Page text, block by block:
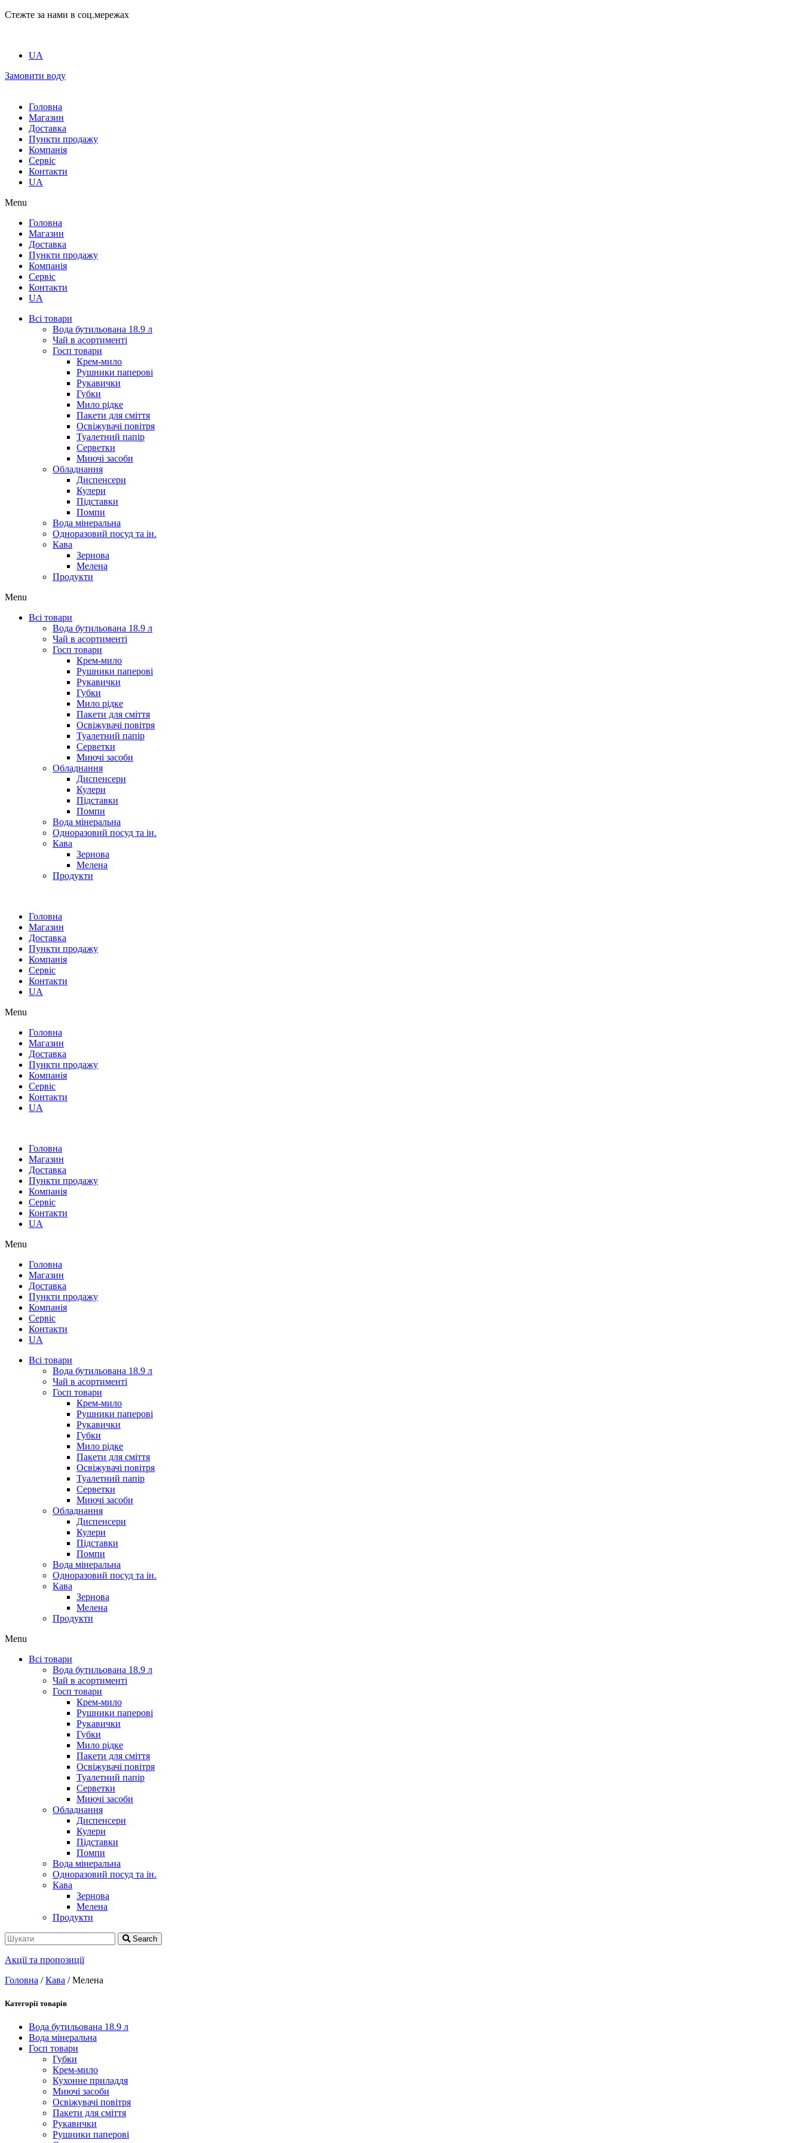
Стежте за нами в соц.мережах
UA
Замовити воду
Головна
Магазин
Доставка
Пункти продажу
Компанія
Сервіс
Контакти
UA
Menu
Головна
Магазин
Доставка
Пункти продажу
Компанія
Сервіс
Контакти
UA
Всі товари
Вода бутильована 18.9 л
Чай в асортименті
Госп товари
Крем-мило
Рушники паперові
Рукавички
Губки
Мило рідке
Пакети для сміття
Освіжувачі повітря
Туалетний папір
Серветки
Миючі засоби
Обладнання
Диспенсери
Кулери
Підставки
Помпи
Вода мінеральна
Одноразовий посуд та ін.
Кава
Зернова
Мелена
Продукти
Menu
Всі товари
Вода бутильована 18.9 л
Чай в асортименті
Госп товари
Крем-мило
Рушники паперові
Рукавички
Губки
Мило рідке
Пакети для сміття
Освіжувачі повітря
Туалетний папір
Серветки
Миючі засоби
Обладнання
Диспенсери
Кулери
Підставки
Помпи
Вода мінеральна
Одноразовий посуд та ін.
Кава
Зернова
Мелена
Продукти
Головна
Магазин
Доставка
Пункти продажу
Компанія
Сервіс
Контакти
UA
Menu
Головна
Магазин
Доставка
Пункти продажу
Компанія
Сервіс
Контакти
UA
Головна
Магазин
Доставка
Пункти продажу
Компанія
Сервіс
Контакти
UA
Menu
Головна
Магазин
Доставка
Пункти продажу
Компанія
Сервіс
Контакти
UA
Всі товари
Вода бутильована 18.9 л
Чай в асортименті
Госп товари
Крем-мило
Рушники паперові
Рукавички
Губки
Мило рідке
Пакети для сміття
Освіжувачі повітря
Туалетний папір
Серветки
Миючі засоби
Обладнання
Диспенсери
Кулери
Підставки
Помпи
Вода мінеральна
Одноразовий посуд та ін.
Кава
Зернова
Мелена
Продукти
Menu
Всі товари
Вода бутильована 18.9 л
Чай в асортименті
Госп товари
Крем-мило
Рушники паперові
Рукавички
Губки
Мило рідке
Пакети для сміття
Освіжувачі повітря
Туалетний папір
Серветки
Миючі засоби
Обладнання
Диспенсери
Кулери
Підставки
Помпи
Вода мінеральна
Одноразовий посуд та ін.
Кава
Зернова
Мелена
Продукти
Search
Акції та пропозиції
Головна /Кава / Мелена
Категорії товарів
Вода бутильована 18.9 л
Вода мінеральна
Госп товари
Губки
Крем-мило
Кухонне приладдя
Миючі засоби
Освіжувачі повітря
Пакети для сміття
Рукавички
Рушники паперові